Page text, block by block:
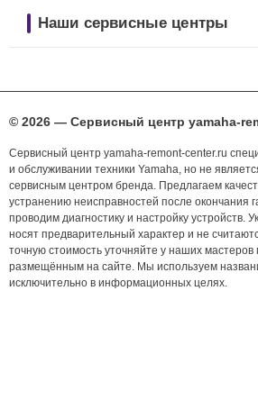
Наши сервисные центры
© 2026 — Сервисный центр yamaha-
Сервисный центр yamaha-remont-center.ru
и обслуживании техники Yamaha, но не
сервисным центром бренда. Предлагаем
устранению неисправностей после окончания
проводим диагностику и настройку устройств.
носят предварительный характер и не
точную стоимость уточняйте у наших
размещённым на сайте. Мы используем
исключительно в информационных целях.